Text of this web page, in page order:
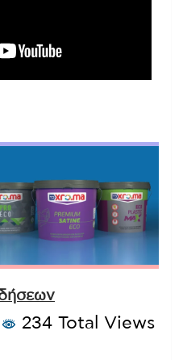
234 Total Views